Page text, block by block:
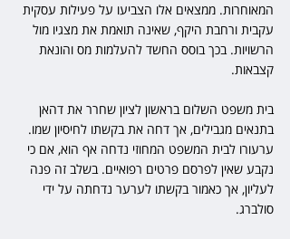
המאוחרות. ממצאים אלו הצביעו על פעילות עסקית
עקבית ורחבת היקף, שאינה תואמת את מצגיו מול
הרשויות. בכך בוסס החשד להעלמות מס והונאת
קצבאות.
בית משפט השלום בראשון לציון שחרר את דהאן
בתנאים מגבילים, אך דחה את בקשתו לחיסיון שמו.
ערעורו לבית המשפט המחוזי נדחה אף הוא, אם כי
נקבע שאין לפרסם פרטים רפואיים. בשלב זה פנה
לעליון, אך כאמור בקשתו לערער נדחתה על ידי
סולברג.